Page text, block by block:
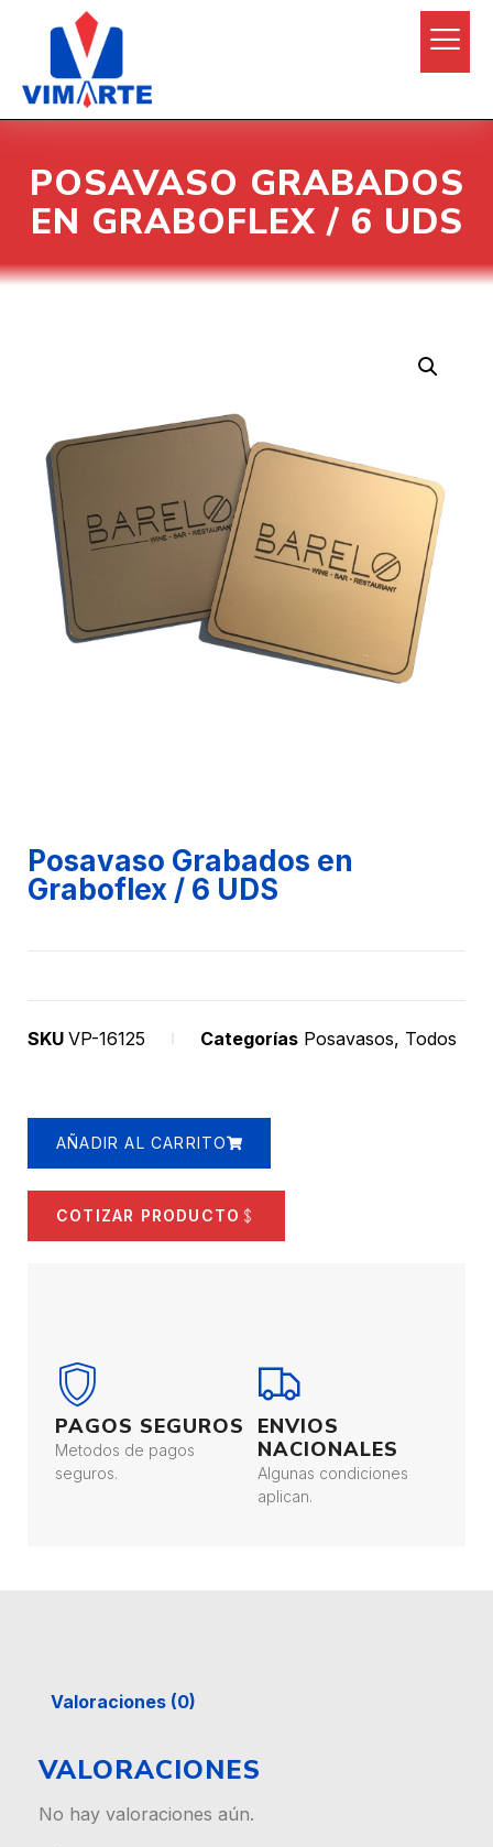
POSAVASO GRABADOS
EN GRABOFLEX / 6 UDS
Posavaso Grabados en
Graboflex / 6 UDS
SKU VP-16125 Categorías Posavasos, Todos
AÑADIR AL CARRITO
COTIZAR PRODUCTO
PAGOS SEGUROS
Metodos de pagos
seguros.
ENVIOS
NACIONALES
Algunas condiciones
aplican.
Valoraciones (0)
VALORACIONES
No hay valoraciones aún.